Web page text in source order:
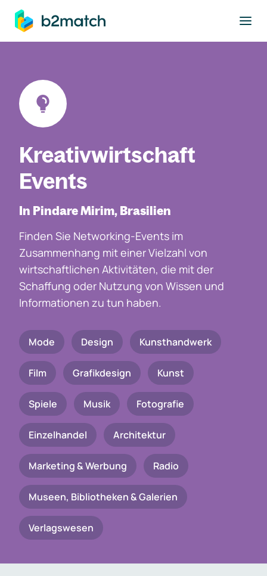
springen
Kreativwirtschaft
Events
In Pindare Mirim, Brasilien
Finden Sie Networking-Events im
Zusammenhang mit einer Vielzahl von
wirtschaftlichen Aktivitäten, die mit der
Schaffung oder Nutzung von Wissen und
Informationen zu tun haben.
Mode Design Kunsthandwerk
Film Grafikdesign Kunst
Spiele Musik Fotografie
Einzelhandel Architektur
Marketing & Werbung Radio
Museen, Bibliotheken & Galerien
Verlagswesen